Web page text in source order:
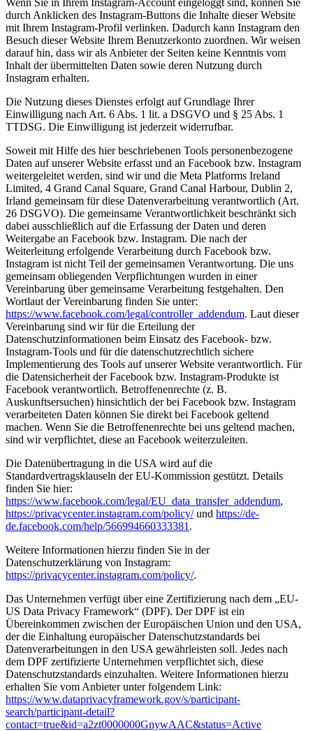
Wenn Sie in Ihrem Instagram-Account eingeloggt sind, können Sie
durch Anklicken des Instagram-Buttons die Inhalte dieser Website
mit Ihrem Instagram-Profil verlinken. Dadurch kann Instagram den
Besuch dieser Website Ihrem Benutzerkonto zuordnen. Wir weisen
darauf hin, dass wir als Anbieter der Seiten keine Kenntnis vom
Inhalt der übermittelten Daten sowie deren Nutzung durch
Instagram erhalten.
Die Nutzung dieses Dienstes erfolgt auf Grundlage Ihrer
Einwilligung nach Art. 6 Abs. 1 lit. a DSGVO und § 25 Abs. 1
TTDSG. Die Einwilligung ist jederzeit widerrufbar.
Soweit mit Hilfe des hier beschriebenen Tools personenbezogene
Daten auf unserer Website erfasst und an Facebook bzw. Instagram
weitergeleitet werden, sind wir und die Meta Platforms Ireland
Limited, 4 Grand Canal Square, Grand Canal Harbour, Dublin 2,
Irland gemeinsam für diese Datenverarbeitung verantwortlich (Art.
26 DSGVO). Die gemeinsame Verantwortlichkeit beschränkt sich
dabei ausschließlich auf die Erfassung der Daten und deren
Weitergabe an Facebook bzw. Instagram. Die nach der
Weiterleitung erfolgende Verarbeitung durch Facebook bzw.
Instagram ist nicht Teil der gemeinsamen Verantwortung. Die uns
gemeinsam obliegenden Verpflichtungen wurden in einer
Vereinbarung über gemeinsame Verarbeitung festgehalten. Den
Wortlaut der Vereinbarung finden Sie unter:
https://www.facebook.com/legal/controller_addendum. Laut dieser
Vereinbarung sind wir für die Erteilung der
Datenschutzinformationen beim Einsatz des Facebook- bzw.
Instagram-Tools und für die datenschutzrechtlich sichere
Implementierung des Tools auf unserer Website verantwortlich. Für
die Datensicherheit der Facebook bzw. Instagram-Produkte ist
Facebook verantwortlich. Betroffenenrechte (z. B.
Auskunftsersuchen) hinsichtlich der bei Facebook bzw. Instagram
verarbeiteten Daten können Sie direkt bei Facebook geltend
machen. Wenn Sie die Betroffenenrechte bei uns geltend machen,
sind wir verpflichtet, diese an Facebook weiterzuleiten.
Die Datenübertragung in die USA wird auf die
Standardvertragsklauseln der EU-Kommission gestützt. Details
finden Sie hier:
https://www.facebook.com/legal/EU_data_transfer_addendum,
https://privacycenter.instagram.com/policy/und https://de-
de.facebook.com/help/566994660333381 .
Weitere Informationen hierzu finden Sie in der
Datenschutzerklärung von Instagram:
https://privacycenter.instagram.com/policy/.
Das Unternehmen verfügt über eine Zertifizierung nach dem „EU-
US Data Privacy Framework“ (DPF). Der DPF ist ein
Übereinkommen zwischen der Europäischen Union und den USA,
der die Einhaltung europäischer Datenschutzstandards bei
Datenverarbeitungen in den USA gewährleisten soll. Jedes nach
dem DPF zertifizierte Unternehmen verpflichtet sich, diese
Datenschutzstandards einzuhalten. Weitere Informationen hierzu
erhalten Sie vom Anbieter unter folgendem Link:
https://www.dataprivacyframework.gov/s/participant-
search/participant-detail?
contact=true&id=a2zt0000000GnywAAC&status=Active